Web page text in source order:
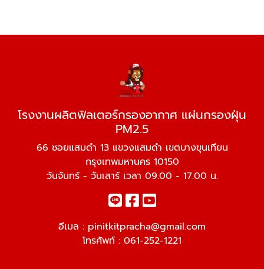
โรงงานผลิตฟิลเตอร์กรองอากาศ แผ่นกรองฝุ่น
PM2.5
66 ซอยแสมดำ 13 แขวงแสมดำ เขตบางขุนเทียน
กรุงเทพมหานคร 10150
วันจันทร์ - วันเสาร์ เวลา 09.00 - 17.00 น.
อีเมล : pinitkitpracha@gmail.com
โทรศัพท์ : 061-252-1221